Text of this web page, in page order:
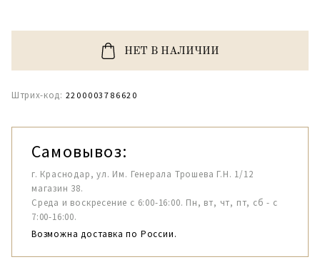
НЕТ В НАЛИЧИИ
Штрих-код: 2200003786620
Самовывоз:
г. Краснодар, ул. Им. Генерала Трошева Г.Н. 1/12
магазин 38.
Среда и воскресение с 6:00-16:00. Пн, вт, чт, пт, сб - с
7:00-16:00.
Возможна доставка по России.